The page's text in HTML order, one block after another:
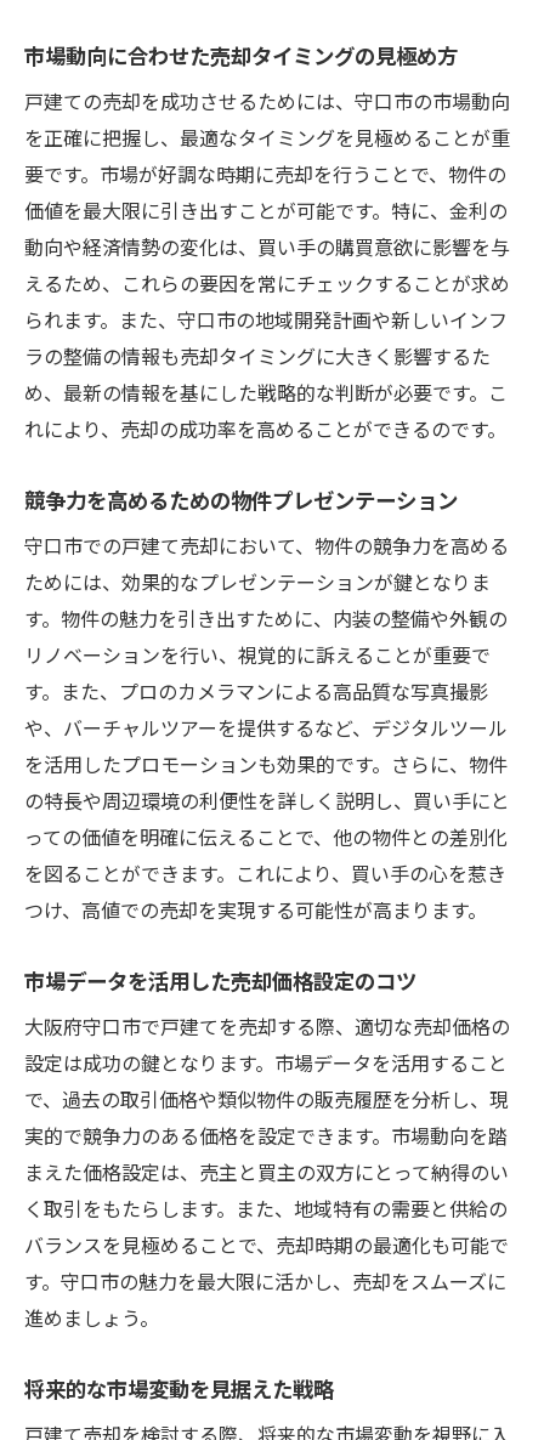
市場動向に合わせた売却タイミングの見極め方
戸建ての売却を成功させるためには、守口市の市場動向
を正確に把握し、最適なタイミングを見極めることが重
要です。市場が好調な時期に売却を行うことで、物件の
価値を最大限に引き出すことが可能です。特に、金利の
動向や経済情勢の変化は、買い手の購買意欲に影響を与
えるため、これらの要因を常にチェックすることが求め
られます。また、守口市の地域開発計画や新しいインフ
ラの整備の情報も売却タイミングに大きく影響するた
め、最新の情報を基にした戦略的な判断が必要です。こ
れにより、売却の成功率を高めることができるのです。
競争力を高めるための物件プレゼンテーション
守口市での戸建て売却において、物件の競争力を高める
ためには、効果的なプレゼンテーションが鍵となりま
す。物件の魅力を引き出すために、内装の整備や外観の
リノベーションを行い、視覚的に訴えることが重要で
す。また、プロのカメラマンによる高品質な写真撮影
や、バーチャルツアーを提供するなど、デジタルツール
を活用したプロモーションも効果的です。さらに、物件
の特長や周辺環境の利便性を詳しく説明し、買い手にと
っての価値を明確に伝えることで、他の物件との差別化
を図ることができます。これにより、買い手の心を惹き
つけ、高値での売却を実現する可能性が高まります。
市場データを活用した売却価格設定のコツ
大阪府守口市で戸建てを売却する際、適切な売却価格の
設定は成功の鍵となります。市場データを活用すること
で、過去の取引価格や類似物件の販売履歴を分析し、現
実的で競争力のある価格を設定できます。市場動向を踏
まえた価格設定は、売主と買主の双方にとって納得のい
く取引をもたらします。また、地域特有の需要と供給の
バランスを見極めることで、売却時期の最適化も可能で
す。守口市の魅力を最大限に活かし、売却をスムーズに
進めましょう。
将来的な市場変動を見据えた戦略
戸建て売却を検討する際、将来的な市場変動を視野に入